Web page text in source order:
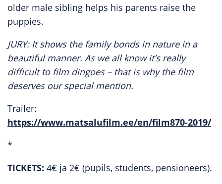
older male sibling helps his parents raise the
puppies.
JURY: It shows the family bonds in nature in a
beautiful manner. As we all know it’s really
difficult to film dingoes – that is why the film
deserves our special mention.
Trailer:
https://www.matsalufilm.ee/en/film870-2019/
*
TICKETS: 4€ ja 2€ (pupils, students, pensioneers).